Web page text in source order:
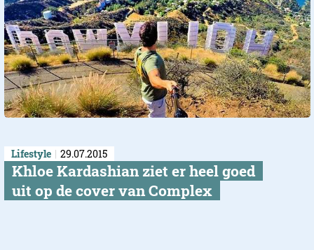
Lifestyle 29.07.2015
Khloe Kardashian ziet er heel goed
uit op de cover van Complex